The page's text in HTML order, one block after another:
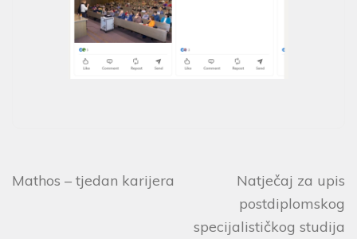
Mathos – tjedan karijera
Natječaj za upis
postdiplomskog
specijalističkog studija